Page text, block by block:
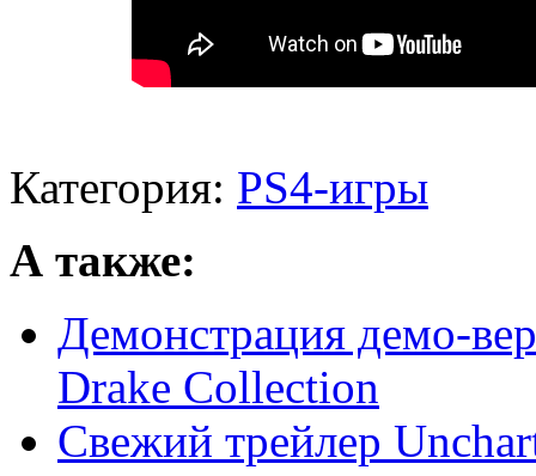
Категория: PS4-игры
А также:
Демонстрация демо-
Drake Collection
Свежий трейлер